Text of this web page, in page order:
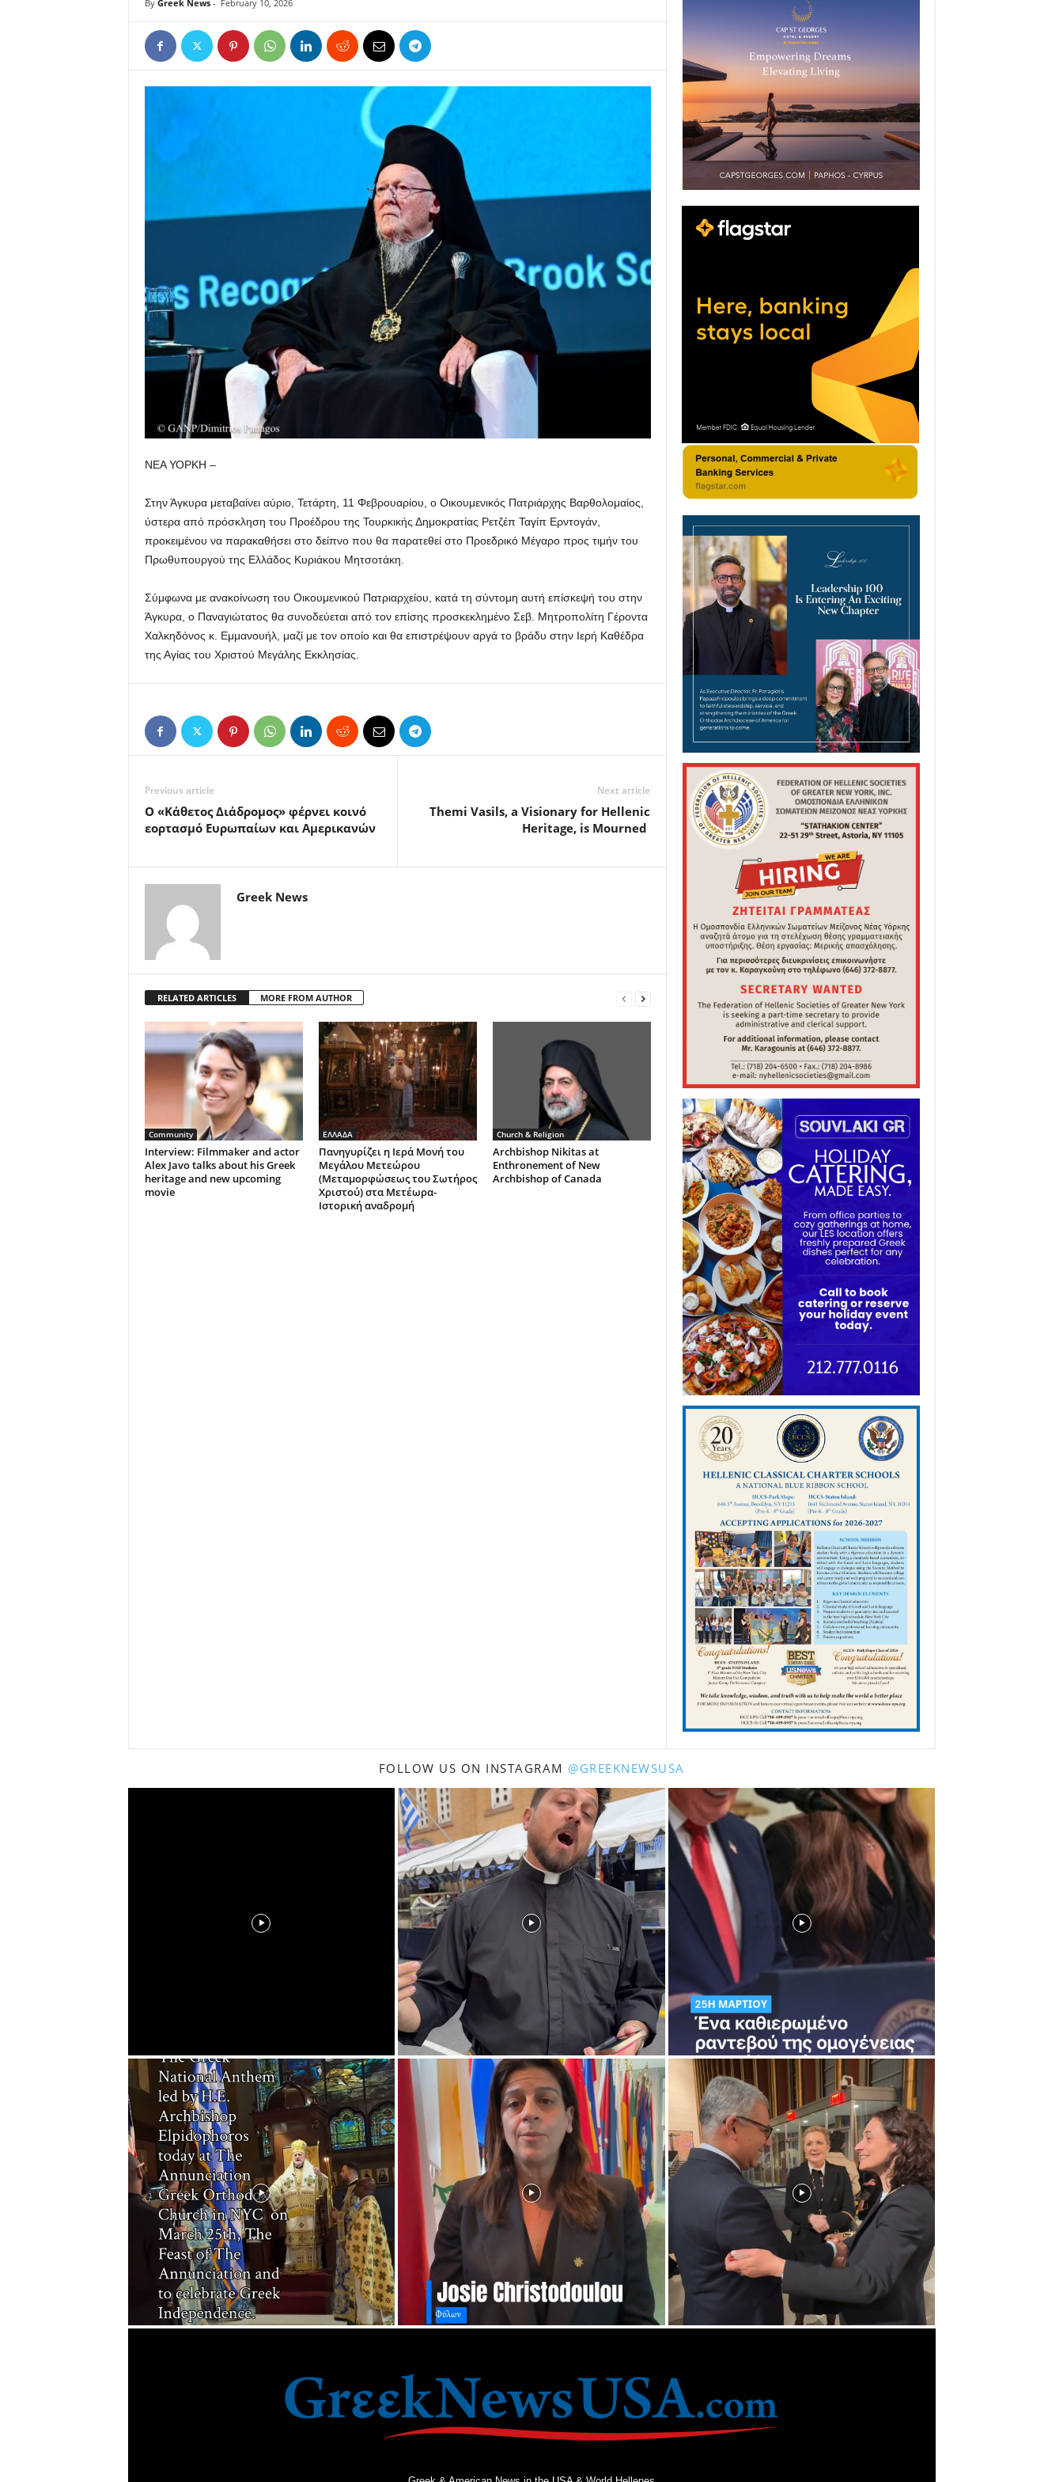
By Greek News- February 10, 2026
ΝΕΑ ΥΟΡΚΗ –
Στην Άγκυρα μεταβαίνει αύριο, Τετάρτη, 11 Φεβρουαρίου, ο Οικουμενικός Πατριάρχης Βαρθολομαίος,
ύστερα από πρόσκληση του Προέδρου της Τουρκικής Δημοκρατίας Ρετζέπ Ταγίπ Ερντογάν,
προκειμένου να παρακαθήσει στο δείπνο που θα παρατεθεί στο Προεδρικό Μέγαρο προς τιμήν του
Πρωθυπουργού της Ελλάδος Κυριάκου Μητσοτάκη.
Σύμφωνα με ανακοίνωση του Οικουμενικού Πατριαρχείου, κατά τη σύντομη αυτή επίσκεψή του στην
Άγκυρα, ο Παναγιώτατος θα συνοδεύεται από τον επίσης προσκεκλημένο Σεβ. Μητροπολίτη Γέροντα
Χαλκηδόνος κ. Εμμανουήλ, μαζί με τον οποίο και θα επιστρέψουν αργά το βράδυ στην Ιερή Καθέδρα
της Αγίας του Χριστού Μεγάλης Εκκλησίας.
Previous article
Ο «Κάθετος Διάδρομος» φέρνει κοινό
εορτασμό Ευρωπαίων και Αμερικανών
Next article
Themi Vasils, a Visionary for Hellenic
Heritage, is Mourned
Greek News
RELATED ARTICLES MORE FROM AUTHOR
Community
Interview: Filmmaker and actor
Alex Javo talks about his Greek
heritage and new upcoming
movie
ΕΛΛΑΔΑ
Πανηγυρίζει η Ιερά Μονή του
Μεγάλου Μετεώρου
(Μεταμορφώσεως του Σωτήρος
Χριστού) στα Μετέωρα-
Ιστορική αναδρομή
Church & Religion
Archbishop Nikitas at
Enthronement of New
Archbishop of Canada
FOLLOW US ON INSTAGRAM @GREEKNEWSUSA